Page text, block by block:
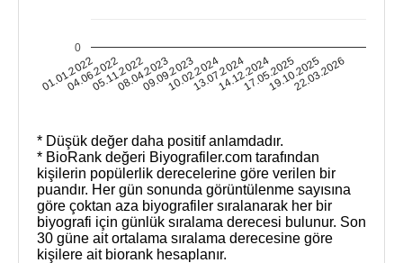
01.01.2022
04.06.2022
05.11.2022
08.04.2023
09.09.2023
10.02.2024
13.07.2024
14.12.2024
17.05.2025
19.10.2025
22.03.2026
0
* Düşük değer daha positif anlamdadır.
* BioRank değeri Biyografiler.com tarafından
kişilerin popülerlik derecelerine göre verilen bir
puandır. Her gün sonunda görüntülenme sayısına
göre çoktan aza biyografiler sıralanarak her bir
biyografi için günlük sıralama derecesi bulunur. Son
30 güne ait ortalama sıralama derecesine göre
kişilere ait biorank hesaplanır.